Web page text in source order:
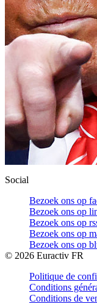
Social
Bezoek ons op
Bezoek ons op
Bezoek ons op
Bezoek ons op
Bezoek ons op
© 2026 Euractiv FR
Politique de
Conditions
Conditions de